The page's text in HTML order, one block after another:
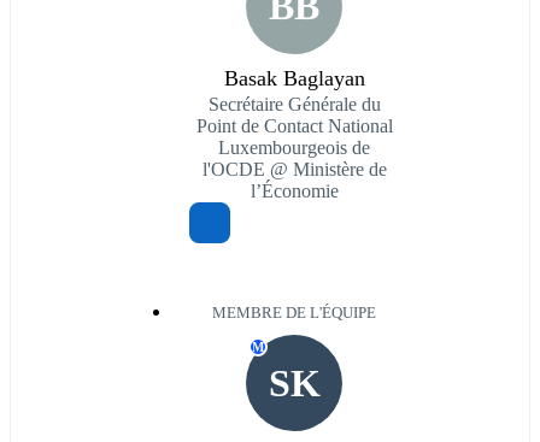
Basak Baglayan
Secrétaire Générale du
Point de Contact National
Luxembourgeois de
l'OCDE @ Ministère de
l’Économie
MEMBRE DE L'ÉQUIPE
SK
M